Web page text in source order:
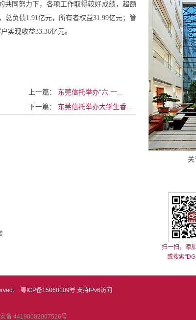
共同努力下，各项工作取得较好成绩，超额
总负债1.91亿元，所有者权益31.99亿元；管
实现收益33.36亿元。
上一篇： 东莞信托举办“六.一...
下一篇： 东莞信托举办大学生香...
关
扫一扫，添
或搜索
粤ICP备15068109号支持IPv6访问
备 44190002007526号